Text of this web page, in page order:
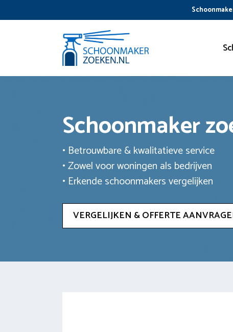
naar
Schoonmaker
• Betrouwbare & kwalitatieve service
• Zowel voor woningen als bedrijven
• Erkende schoonmakers vergelijken
VERGELIJKEN & OFFERTE